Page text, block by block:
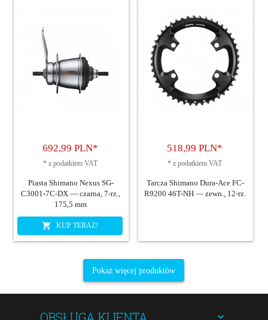
692,99 PLN*
* z podatkiem VAT
Piasta Shimano Nexus SG-
C3001-7C-DX — czarna, 7-rz.,
175,5 mm
KUP TERAZ!
518,99 PLN*
* z podatkiem VAT
Tarcza Shimano Dura-Ace FC-
R9200 46T-NH — zewn., 12-rz.
Pokaż więcej produktów